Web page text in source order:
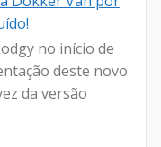
no início de
deste novo
da versão